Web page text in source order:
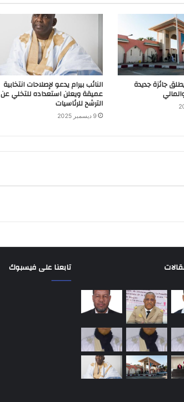
جائزة جديدة النائب بيرام يدعو لإصلاحات انتخابية
عميقة ويعلن استعداده للتخلي عن
الترشح للرئاسيات
9 ديسمبر 2025
تابعنا على فيسبوك